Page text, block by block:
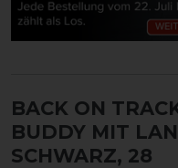
BACK ON
BUDDY MIT
SCHWARZ, 28